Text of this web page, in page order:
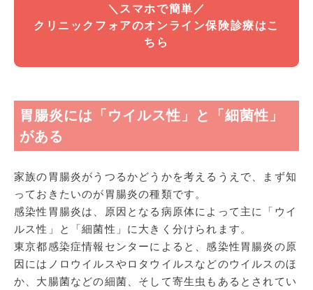
＼ スマホで簡単／
クリニックフォアのオンライン保険診療はこ
ちら
胃腸炎には「ウイルス性」と「細菌性」
がある
家族の胃腸炎がうつるかどうかを考えるうえで、まず知
っておきたいのが胃腸炎の種類です。
感染性胃腸炎は、原因となる病原体によって主に「ウイ
ルス性」と「細菌性」に大きく分けられます。
東京都感染症情報センターによると、感染性胃腸炎の原
因にはノロウイルスやロタウイルスなどのウイルスのほ
か、大腸菌などの細菌、そして寄生虫もあるとされてい